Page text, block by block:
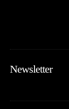
Newsletter